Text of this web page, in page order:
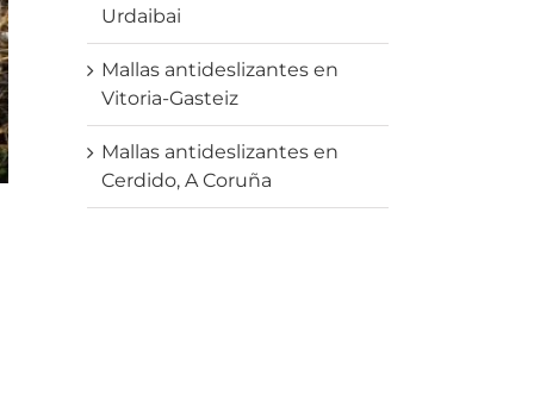
Urdaibai
Mallas antideslizantes en
Vitoria-Gasteiz
Mallas antideslizantes en
Cerdido, A Coruña